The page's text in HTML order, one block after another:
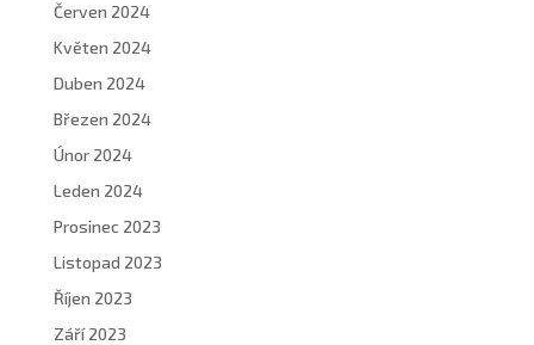
Červen 2024
Květen 2024
Duben 2024
Březen 2024
Únor 2024
Leden 2024
Prosinec 2023
Listopad 2023
Říjen 2023
Září 2023